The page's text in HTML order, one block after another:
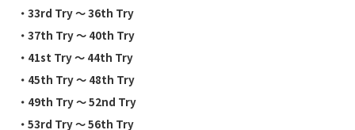
・33rd Try 〜 36th Try
・37th Try 〜 40th Try
・ 41st Try 〜 44th Try
・ 45th Try 〜 48th Try
・ 49th Try 〜 52nd Try
・53rd Try 〜 56th Try